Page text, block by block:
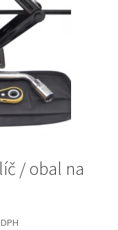
/ obal na